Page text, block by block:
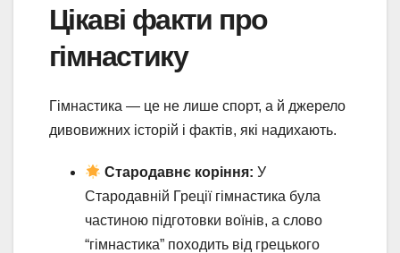
Цікаві факти про
гімнастику
Гімнастика — це не лише спорт, а й джерело
дивовижних історій і фактів, які надихають.
Стародавнє коріння: У
Стародавній Греції гімнастика була
частиною підготовки воїнів, а слово
“гімнастика” походить від грецького